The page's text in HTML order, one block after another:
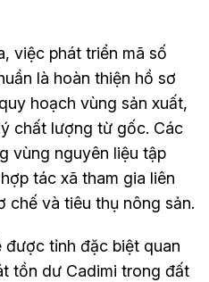
việc phát triển mã số
là hoàn thiện hồ sơ
hoạch vùng sản xuất,
chất lượng từ gốc. Các
vùng nguyên liệu tập
tác xã tham gia liên
chế và tiêu thụ nông sản.
tỉnh đặc biệt quan
tồn dư Cadimi trong đất